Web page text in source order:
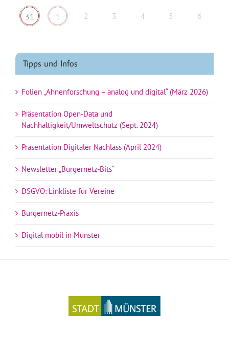
31 1 2 3 4 5 6
Tipps und Infos
Folien „Ahnenforschung – analog und digital“ (März 2026)
Präsentation Open-Data und
Nachhaltigkeit/Umweltschutz (Sept. 2024)
Präsentation Digitaler Nachlass (April 2024)
Newsletter „Bürgernetz-Bits“
DSGVO: Linkliste für Vereine
Bürgernetz-Praxis
Digital mobil in Münster